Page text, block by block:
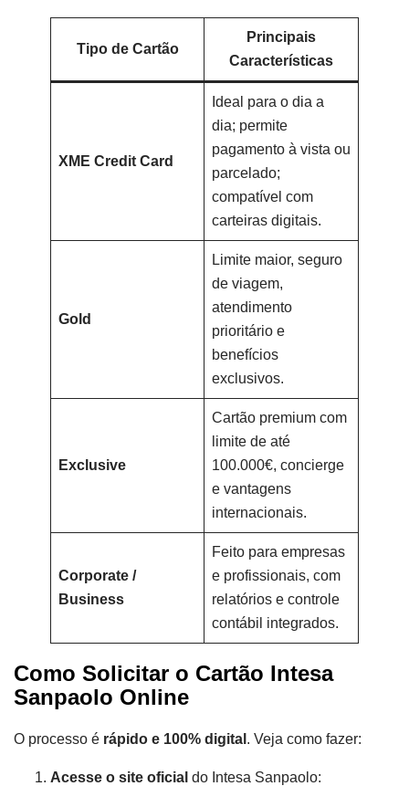
Tipo de Cartão
Principais
Características
XME Credit Card
Ideal para o dia a
dia; permite
pagamento à vista ou
parcelado;
compatível com
carteiras digitais.
Gold
Limite maior, seguro
de viagem,
atendimento
prioritário e
benefícios
exclusivos.
Exclusive
Cartão premium com
limite de até
100.000€, concierge
e vantagens
internacionais.
Corporate /
Business
Feito para empresas
e profissionais, com
relatórios e controle
contábil integrados.
Como Solicitar o Cartão Intesa
Sanpaolo Online
O processo é rápido e 100% digital . Veja como fazer:
Acesse o site oficial do Intesa Sanpaolo: